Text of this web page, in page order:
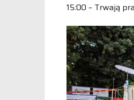
15:00 – Trwają